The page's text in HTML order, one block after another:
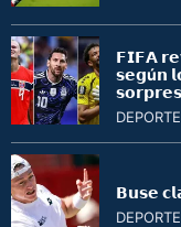
𝗙𝗜𝗙𝗔
𝘀𝗲𝗴ú𝗻
𝗕𝘂𝘀𝗲